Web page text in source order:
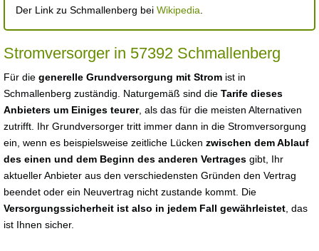
Der Link zu Schmallenberg bei Wikipedia
Stromversorger in 57392 Schmallenberg
Für die generelle Grundversorgung mit Strom ist in
Schmallenberg zuständig. Naturgemäß sind die Tarife dieses
Anbieters um Einiges teurer, als das für die meisten Alternativen
zutrifft. Ihr Grundversorger tritt immer dann in die Stromversorgung
ein, wenn es beispielsweise zeitliche Lücken zwischen dem Ablauf
des einen und dem Beginn des anderen Vertrages gibt, Ihr
aktueller Anbieter aus den verschiedensten Gründen den Vertrag
beendet oder ein Neuvertrag nicht zustande kommt. Die
Versorgungssicherheit ist also in jedem Fall gewährleistet , das
ist Ihnen sicher.